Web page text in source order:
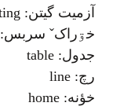
آزميت گيتن: testing (به معنی عیب‌یابی)
خۊراکˇ سربس: feed source
جدول: table
رچ: line
خؤنه: home